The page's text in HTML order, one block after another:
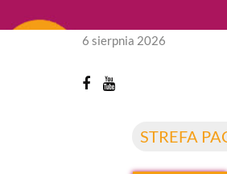
STREFA
6 sierpnia 2026